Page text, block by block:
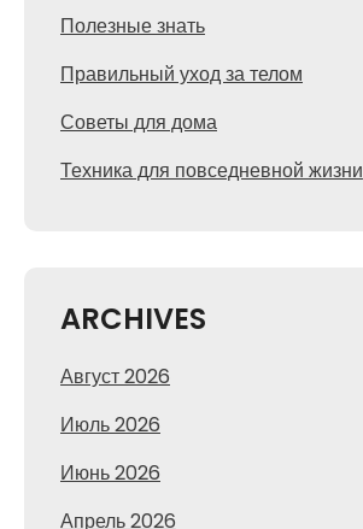
Полезные знать
Правильный уход за телом
Советы для дома
Техника для повседневной жизни
ARCHIVES
Август 2026
Июль 2026
Июнь 2026
Апрель 2026